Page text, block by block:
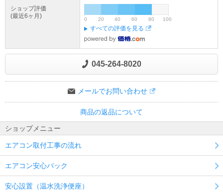
ショップ評価
(最近6ヶ月)
0 20 40 60 80 100
すべての評価を見る
045-264-8020
メールでお問い合わせ
商品の返品について
ショップメニュー
エアコン取付工事の流れ
エアコン安心パック
安心設置（温水洗浄便座）